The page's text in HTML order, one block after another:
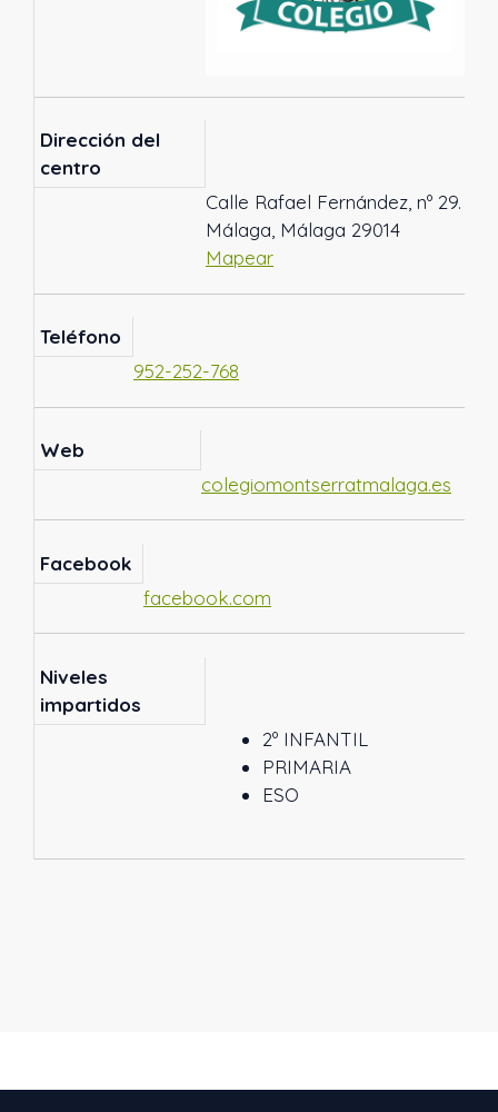
Dirección del
centro
Calle Rafael Fernández, nº 29.
Málaga, Málaga 29014
Mapear
Teléfono
952-252-768
Web
colegiomontserratmalaga.es
Facebook
facebook.com
Niveles
impartidos
2º INFANTIL
PRIMARIA
ESO